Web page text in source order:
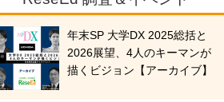
年末SP 大学DX 2025総括と
2026展望、4人のキーマンが
描くビジョン【アーカイブ】